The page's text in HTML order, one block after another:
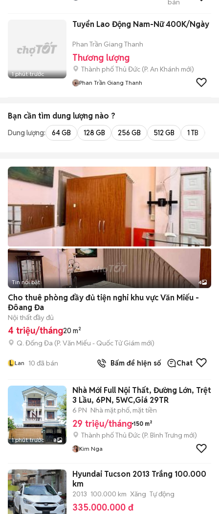
bán
1 phút trước
Tuyển Lao Động Nam-Nữ 400K/Ngày
Phan Trần Giang Thanh
Thương lượng
Thành phố Thủ Đức (P. An Khánh mới)
Phan Trần Giang Thanh
Bạn cần tìm dung lượng nào ?
Dung lượng: 64 GB 128 GB 256 GB 512 GB 1 TB
Tin nổi bật 4
Cho thuê phòng đầy đủ tiện nghi khu vực Văn Miếu -
Đôang Đa
Nội thất đầy đủ
4 triệu/tháng20 m²
Q. Đống Đa (P. Văn Miếu - Quốc Tử Giám mới)
L Lan 10 đã bán Bấm để hiện số Chat
1 phút trước 8
Nhà Mới Full Nội Thất, Đường Lớn, Trệt
3 Lầu, 6PN, 5WC,Giá 29TR
6 PN Nhà mặt phố, mặt tiền
29 triệu/tháng 150 m²
Thành phố Thủ Đức (P. Bình Trưng mới)
Kim Nga
Hyundai Tucson 2013 Trắng 100.000
km
2013 100.000 km Xăng Tự động
335.000.000 đ